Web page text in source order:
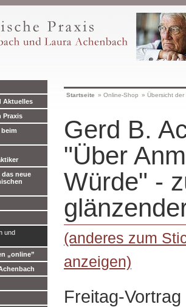
Aktuelles
Praxis
das neue
und
„online”
Startseite » Online-Shop » Übersicht
Gerd B.
"Über
Würde" -
(anderes zum
anzeigen)
Freitag-